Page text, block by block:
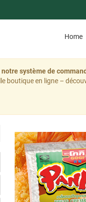
Home
système de
boutique en ligne –